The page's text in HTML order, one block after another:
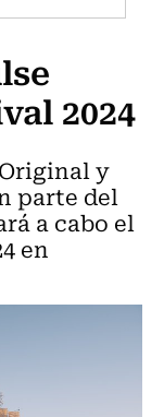
2024
y
parte del
a cabo el
en